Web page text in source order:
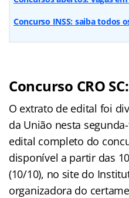
Concurso INSS: saiba todos
Concurso CRO
O extrato de edital foi
da União nesta
edital completo do
disponível a partir das
(10/10), no site do
organizadora do